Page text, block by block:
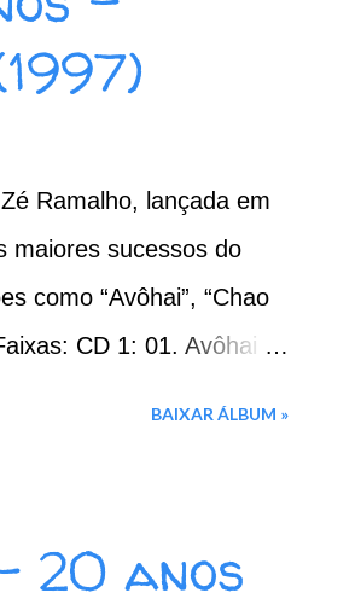
Ramalho, lançada em
maiores sucessos do
como “Avôhai”, “Chao
CD 1: 01. Avôhai
Faz o Homem
BAIXAR ÁLBUM »
20 anos